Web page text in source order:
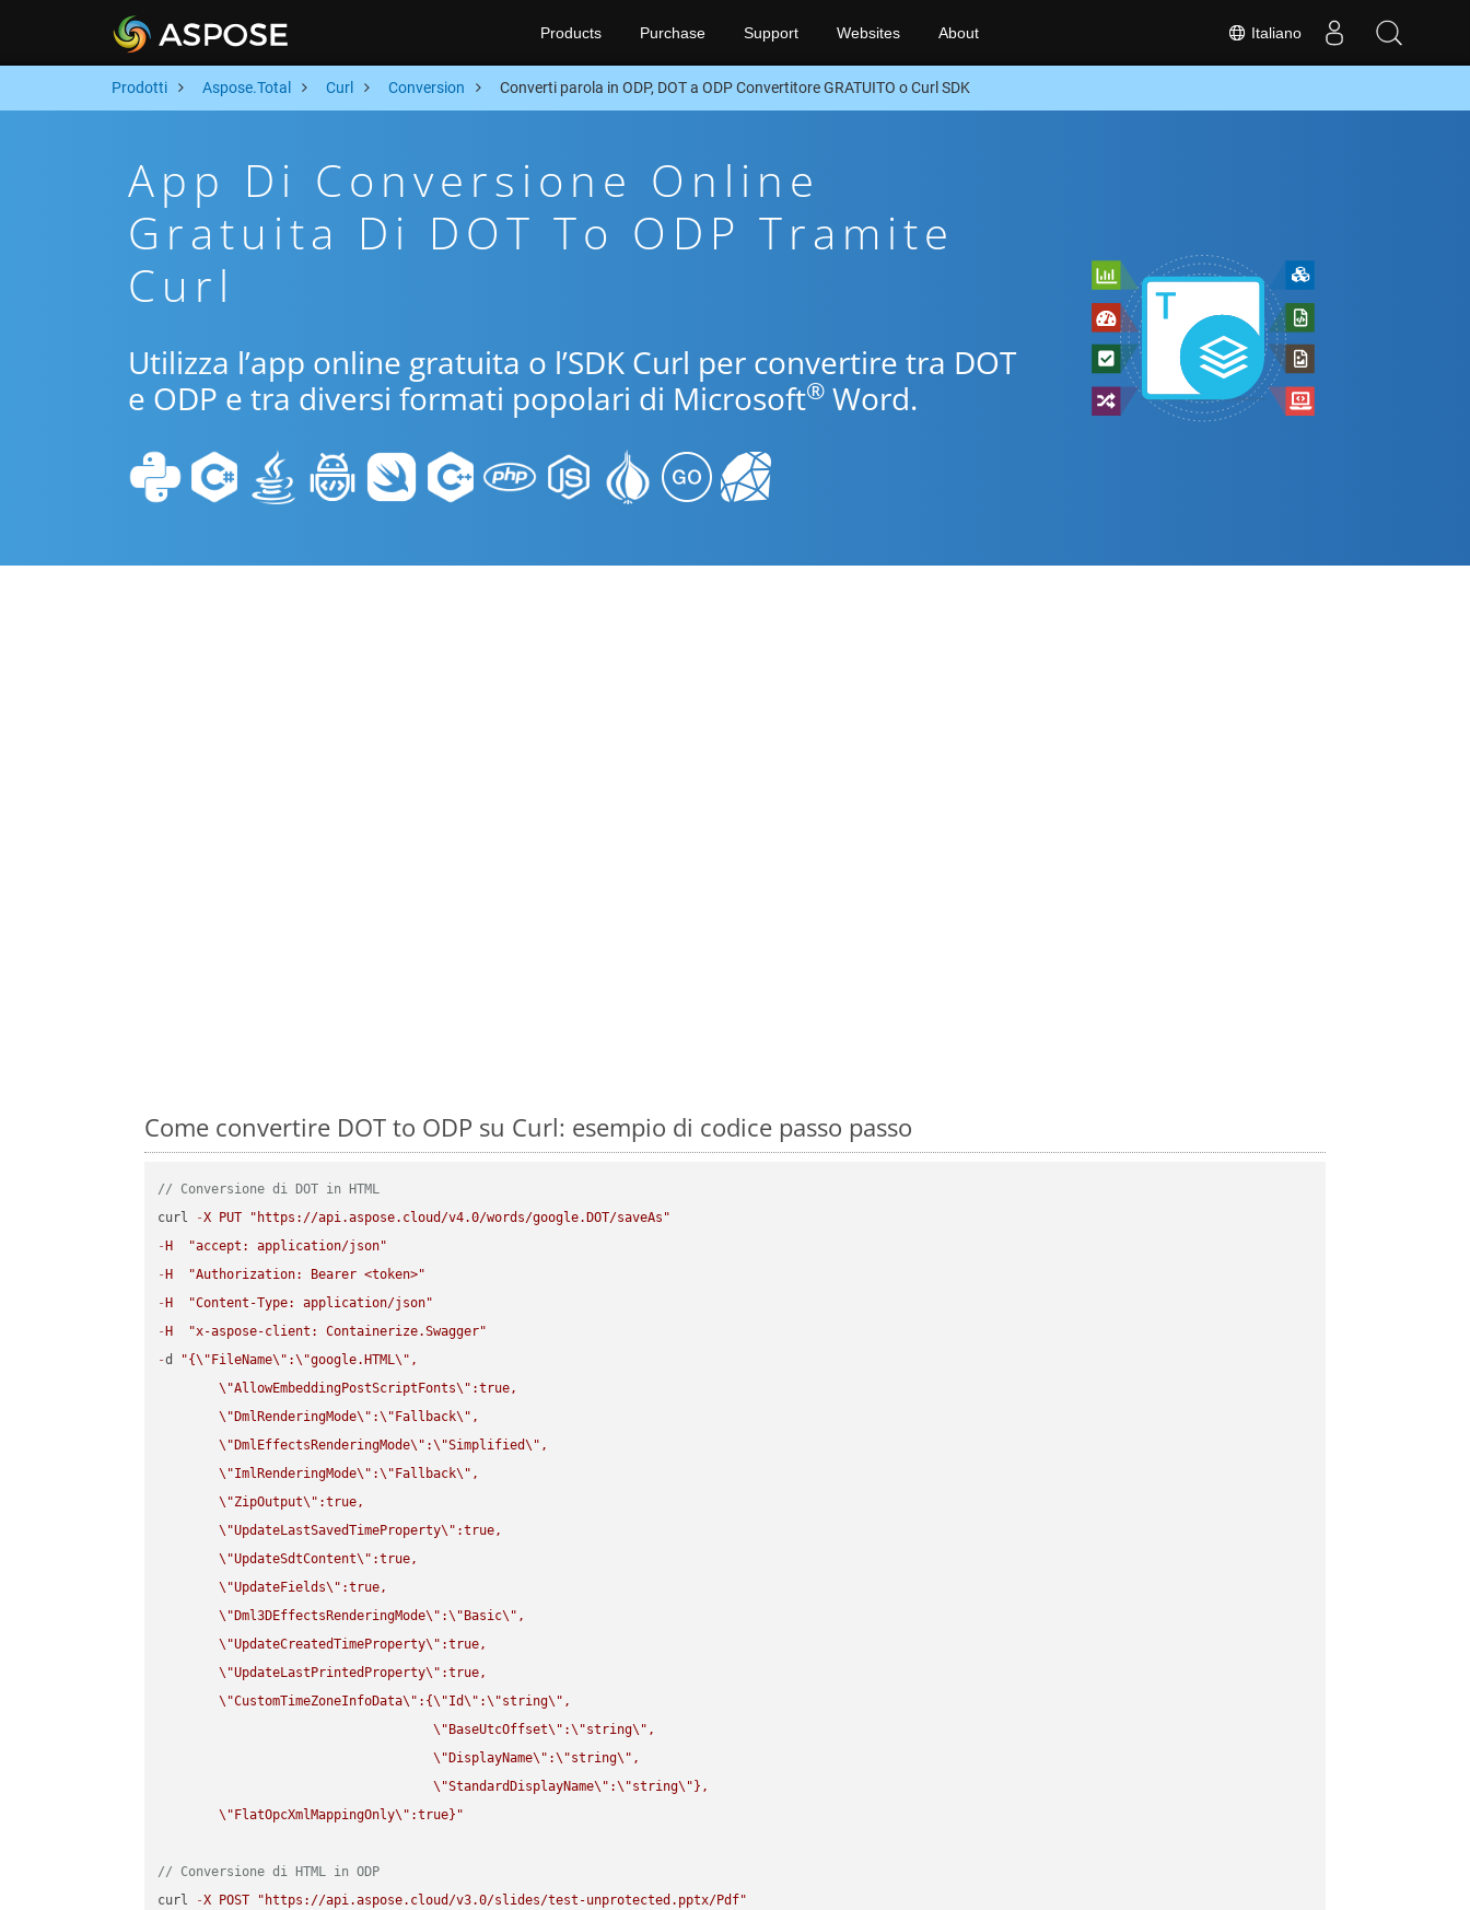
Italiano
Products Purchase Support Websites About
Prodotti Aspose.Total Curl Conversion Converti parola in ODP, DOT a ODP Convertitore GRATUITO o Curl SDK
App Di Conversione Online
Gratuita Di DOT To ODP Tramite
Curl
Utilizza l’app online gratuita o l’SDK Curl per convertire tra DOT
e ODP e tra diversi formati popolari di Microsoft® Word.
Come convertire DOT to ODP su Curl: esempio di codice passo passo
// Conversione di DOT in HTML
curl
-X PUT
"https://api.aspose.cloud/v4.0/words/google.DOT/saveAs"
- H
"accept: application/json"
- H
"Authorization: Bearer <token>"
- H
"Content-Type: application/json"
- H
"x-aspose-client: Containerize.Swagger"
-d "{\" FileName\" :\"google.HTML\" ,
\"AllowEmbeddingPostScriptFonts\" :true,
\" DmlRenderingMode\" :\" Fallback\" ,
\" DmlEffectsRenderingMode\" :\"Simplified\" ,
\"ImlRenderingMode\" :\" Fallback\" ,
\"ZipOutput\" :true,
\"UpdateLastSavedTimeProperty\" :true,
\"UpdateSdtContent\" :true,
\"UpdateFields\" :true,
\" Dml3DEffectsRenderingMode\" :\" Basic\" ,
\"UpdateCreatedTimeProperty\" :true,
\"UpdateLastPrintedProperty\" :true,
\"CustomTimeZoneInfoData\" :{\"Id\" :\"string\" ,
\" BaseUtcOffset\" :\"string\" ,
\" DisplayName\" :\"string\" ,
\"StandardDisplayName\" :\"string\" },
\" FlatOpcXmlMappingOnly\" :true}"
// Conversione di HTML in ODP
curl
-X POST
"https://api.aspose.cloud/v3.0/slides/test-unprotected.pptx/Pdf"